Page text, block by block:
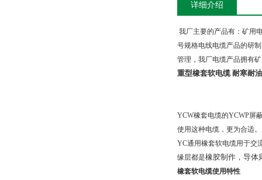
详细介绍
我厂主要的产品有：矿用
号规格电线电缆产品的研
管理，我厂电缆产品拥有
重型橡套软电缆 耐寒耐油
YCW橡套电缆的YCWP屏
使用这种电缆，更为合适
YC通用橡套软电缆用于交
缘层都是橡胶制作，导体
橡套软电缆使用特性